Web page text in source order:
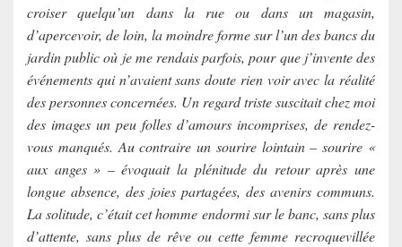
croiser quelqu’un dans la rue ou dans un magasin,
d’apercevoir, de loin, la moindre forme sur l’un des bancs du
jardin public où je me rendais parfois, pour que j’invente des
événements qui n’avaient sans doute rien voir avec la réalité
des personnes concernées. Un regard triste suscitait chez moi
des images un peu folles d’amours incomprises, de rendez-
vous manqués. Au contraire un sourire lointain – sourire «
aux anges » – évoquait la plénitude du retour après une
longue absence, des joies partagées, des avenirs communs.
La solitude, c’était cet homme endormi sur le banc, sans plus
d’attente, sans plus de rêve ou cette femme recroquevillée